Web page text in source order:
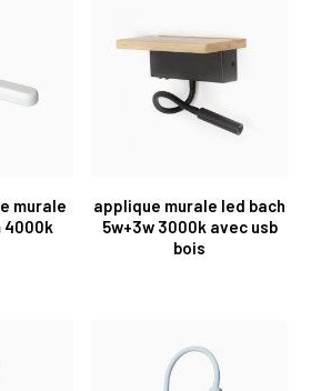
murale
4000k
applique murale led bach
5w+3w 3000k avec usb
bois